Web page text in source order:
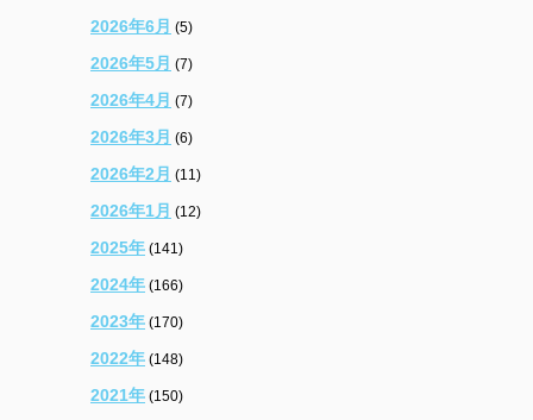
2026年6月 (5)
2026年5月 (7)
2026年4月 (7)
2026年3月 (6)
2026年2月 (11)
2026年1月 (12)
2025年 (141)
2024年 (166)
2023年 (170)
2022年 (148)
2021年 (150)